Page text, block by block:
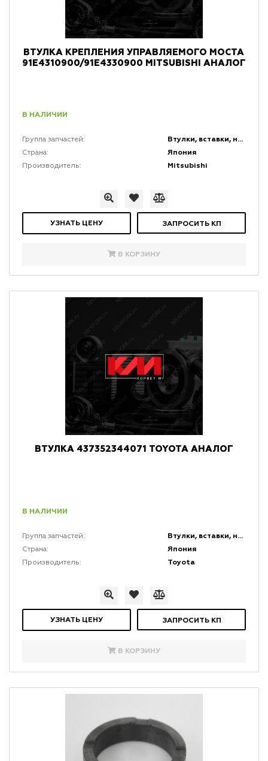
ВТУЛКА КРЕПЛЕНИЯ УПРАВЛЯЕМОГО МОСТА
91E4310900/91E4330900 MITSUBISHI АНАЛОГ
В НАЛИЧИИ
Группа запчастей: Втулки, вставки, накладки и заглушки
Страна: Япония
Производитель: Mitsubishi
УЗНАТЬ ЦЕНУ ЗАПРОСИТЬ КП
В КОРЗИНУ
ВТУЛКА 437352344071 TOYOTA АНАЛОГ
В НАЛИЧИИ
Группа запчастей: Втулки, вставки, накладки и заглушки
Страна: Япония
Производитель: Toyota
УЗНАТЬ ЦЕНУ ЗАПРОСИТЬ КП
В КОРЗИНУ